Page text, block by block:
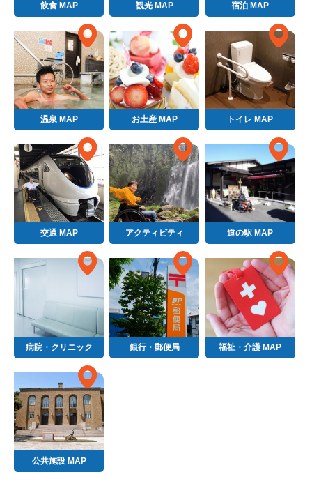
飲食 MAP 観光 MAP 宿泊 MAP
温泉 MAP お土産 MAP トイレ MAP
交通 MAP アクティビティ 道の駅 MAP
病院・クリニック 銀行・郵便局 福祉・介護 MAP
公共施設 MAP